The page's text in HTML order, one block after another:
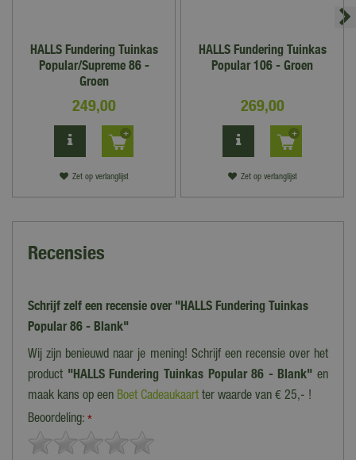
hardhouten balkenframe) of een gestorte betonfundering.
het aangetrilde ongeroerde grond is en dat de hoekprofielen van
de optionele stalen fundering worden verzwaard met beton.
HALLS Fundering Tuinkas
Popular/Supreme 86 -
Groen
249,00
Zet op verlanglijst
HALLS Fundering Tuinkas
Popular 106 - Groen
269,00
Zet op verlanglijst
Recensies
Schrijf zelf een recensie over "HALLS Fundering Tuinkas
Popular 86 - Blank"
Wij zijn benieuwd naar je mening! Schrijf een recensie over het
product "HALLS Fundering Tuinkas Popular 86 - Blank" en
maak kans op een Boet Cadeaukaart ter waarde van € 25,- !
Beoordeling: *